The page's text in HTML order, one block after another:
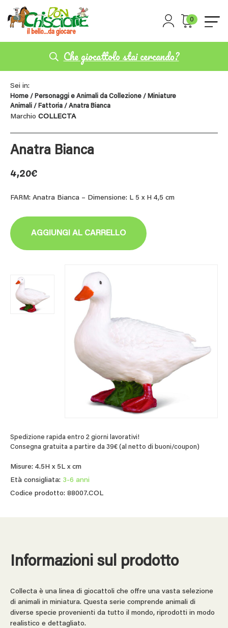
0
Che giocattolo stai cercando?
Sei in:
Home / Personaggi e Animali da Collezione / Miniature
Animali / Fattoria / Anatra Bianca
Marchio COLLECTA
Anatra Bianca
4,20€
FARM: Anatra Bianca – Dimensione: L 5 x H 4,5 cm
AGGIUNGI AL CARRELLO
Spedizione rapida entro 2 giorni lavorativi!
Consegna gratuita a partire da 39€ (al netto di buoni/coupon)
Misure: 4.5H x 5L x cm
Età consigliata: 3-6 anni
Codice prodotto: 88007.COL
Informazioni sul prodotto
Collecta è una linea di giocattoli che offre una vasta selezione
di animali in miniatura. Questa serie comprende animali di
diverse specie provenienti da tutto il mondo, riprodotti in modo
realistico e dettagliato.